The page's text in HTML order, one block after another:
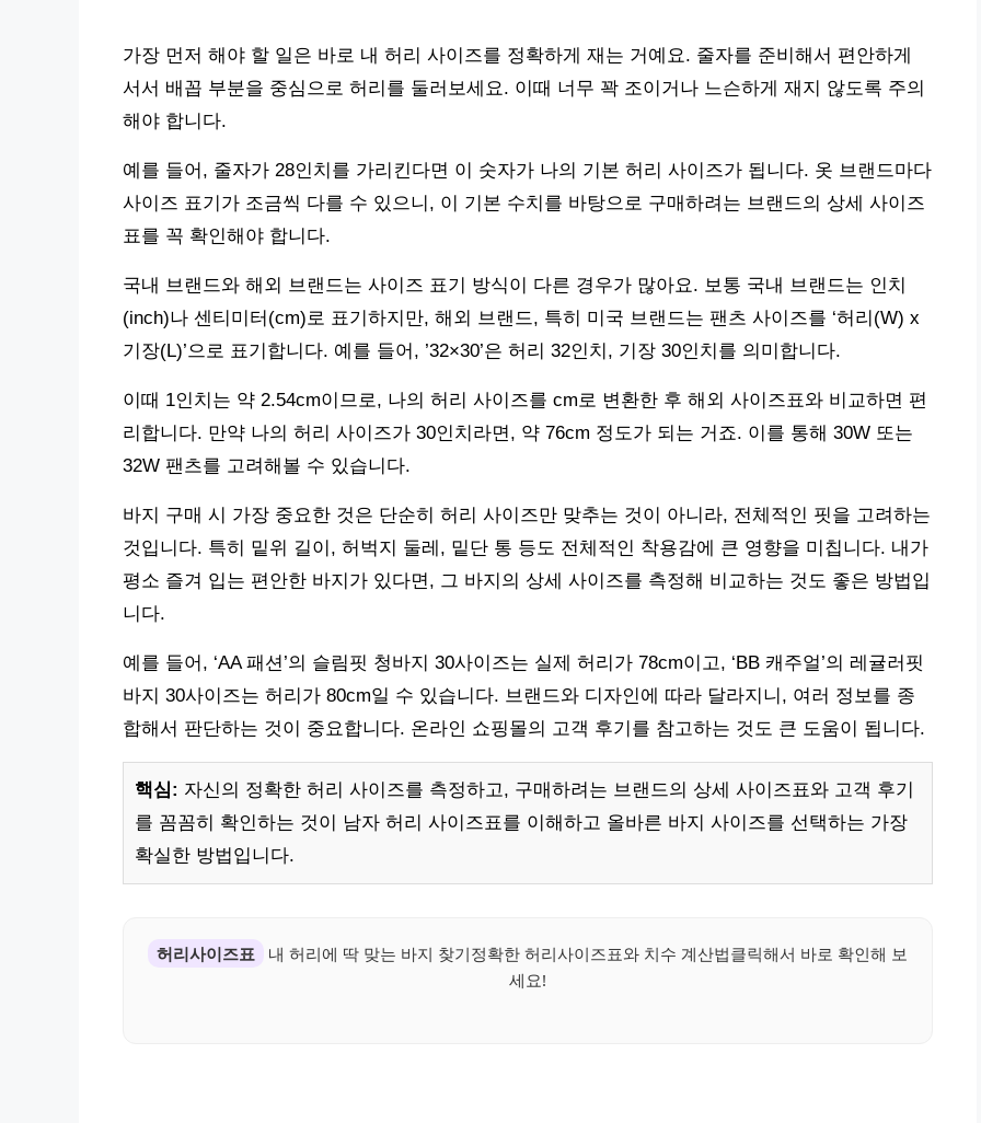
가장 먼저 해야 할 일은 바로 내 허리 사이즈를 정확하게 재는 거예요. 줄자를 준비해서 편안하게
서서 배꼽 부분을 중심으로 허리를 둘러보세요. 이때 너무 꽉 조이거나 느슨하게 재지 않도록 주의
해야 합니다.
예를 들어, 줄자가 28인치를 가리킨다면 이 숫자가 나의 기본 허리 사이즈가 됩니다. 옷 브랜드마다
사이즈 표기가 조금씩 다를 수 있으니, 이 기본 수치를 바탕으로 구매하려는 브랜드의 상세 사이즈
표를 꼭 확인해야 합니다.
국내 브랜드와 해외 브랜드는 사이즈 표기 방식이 다른 경우가 많아요. 보통 국내 브랜드는 인치
(inch)나 센티미터(cm)로 표기하지만, 해외 브랜드, 특히 미국 브랜드는 팬츠 사이즈를 ‘허리(W) x
기장(L)’으로 표기합니다. 예를 들어, ’32×30’은 허리 32인치, 기장 30인치를 의미합니다.
이때 1인치는 약 2.54cm이므로, 나의 허리 사이즈를 cm로 변환한 후 해외 사이즈표와 비교하면 편
리합니다. 만약 나의 허리 사이즈가 30인치라면, 약 76cm 정도가 되는 거죠. 이를 통해 30W 또는
32W 팬츠를 고려해볼 수 있습니다.
바지 구매 시 가장 중요한 것은 단순히 허리 사이즈만 맞추는 것이 아니라, 전체적인 핏을 고려하는
것입니다. 특히 밑위 길이, 허벅지 둘레, 밑단 통 등도 전체적인 착용감에 큰 영향을 미칩니다. 내가
평소 즐겨 입는 편안한 바지가 있다면, 그 바지의 상세 사이즈를 측정해 비교하는 것도 좋은 방법입
니다.
예를 들어, ‘AA 패션’의 슬림핏 청바지 30사이즈는 실제 허리가 78cm이고, ‘BB 캐주얼’의 레귤러핏
바지 30사이즈는 허리가 80cm일 수 있습니다. 브랜드와 디자인에 따라 달라지니, 여러 정보를 종
합해서 판단하는 것이 중요합니다. 온라인 쇼핑몰의 고객 후기를 참고하는 것도 큰 도움이 됩니다.
핵심: 자신의 정확한 허리 사이즈를 측정하고, 구매하려는 브랜드의 상세 사이즈표와 고객 후기
를 꼼꼼히 확인하는 것이 남자 허리 사이즈표를 이해하고 올바른 바지 사이즈를 선택하는 가장
확실한 방법입니다.
허리사이즈표
내 허리에 딱 맞는 바지 찾기정확한 허리사이즈표와 치수 계산법클릭해서 바로 확인해 보
세요!